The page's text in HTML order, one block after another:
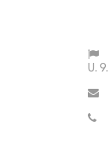
U. 9.